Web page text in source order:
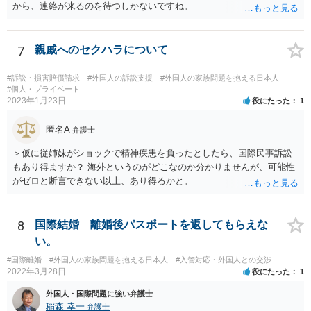
から、連絡が来るのを待つしかないですね。
7 親戚へのセクハラについて
#訴訟・損害賠償請求 #外国人の訴訟支援
#外国人の家族問題を抱える日本人
#個人・プライベート
2023年1月23日 役にたった 1
匿名A 弁護士
＞仮に従姉妹がショックで精神疾患を負ったとしたら、国際民事訴訟
もあり得ますか？ 海外というのがどこなのか分かりませんが、可能性
がゼロと断言できない以上、あり得るかと。
8
国際結婚 離婚後パスポートを返してもらえな
い。
#国際離婚 #外国人の家族問題を抱える日本人 #入管対応・外国人との交渉
2022年3月28日 役にたった 1
外国人・国際問題に強い弁護士
稲森 幸一 弁護士